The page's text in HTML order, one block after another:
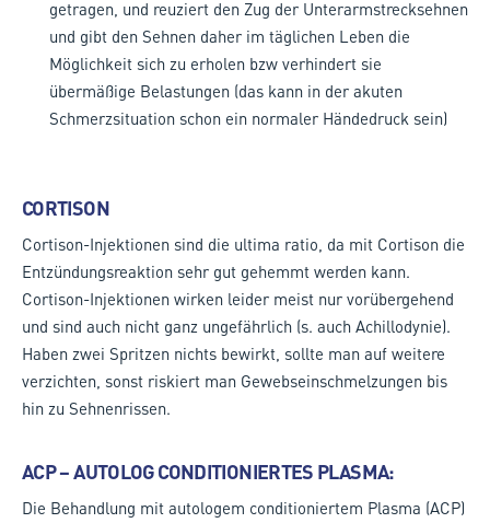
getragen, und reuziert den Zug der Unterarmstrecksehnen
und gibt den Sehnen daher im täglichen Leben die
Möglichkeit sich zu erholen bzw verhindert sie
übermäßige Belastungen (das kann in der akuten
Schmerzsituation schon ein normaler Händedruck sein)
CORTISON
Cortison-Injektionen sind die ultima ratio, da mit Cortison die
Entzündungsreaktion sehr gut gehemmt werden kann.
Cortison-Injektionen wirken leider meist nur vorübergehend
und sind auch nicht ganz ungefährlich (s. auch Achillodynie).
Haben zwei Spritzen nichts bewirkt, sollte man auf weitere
verzichten, sonst riskiert man Gewebseinschmelzungen bis
hin zu Sehnenrissen.
ACP – AUTOLOG CONDITIONIERTES PLASMA:
Die Behandlung mit autologem conditioniertem Plasma (ACP)